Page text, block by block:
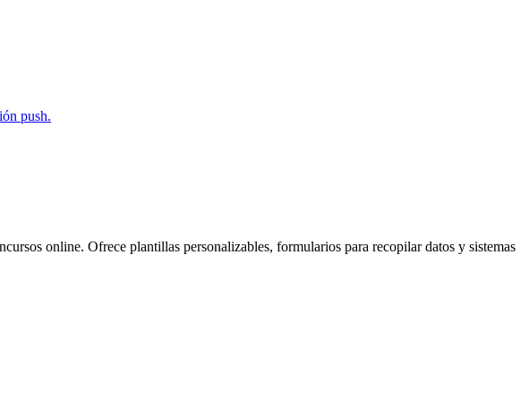
push.
online. Ofrece plantillas personalizables, formularios para recopilar datos y sistemas